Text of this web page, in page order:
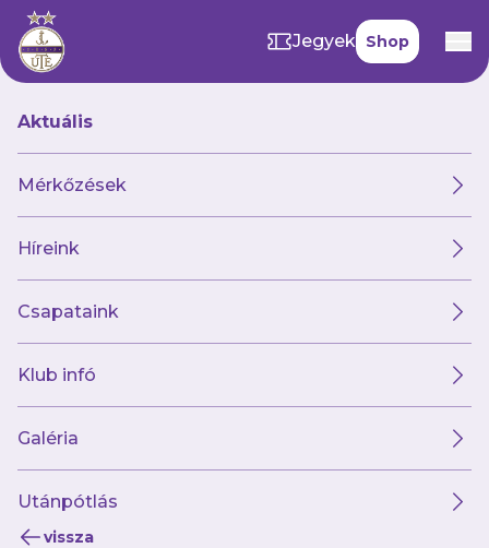
Jegyek Shop
Aktuális
Mérkőzések
Híreink
Csapataink
Klub infó
Galéria
Utánpótlás
vissza